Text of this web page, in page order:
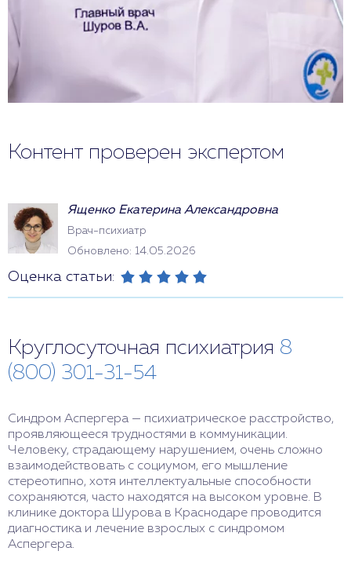
Контент проверен экспертом
Ященко Екатерина Александровна
Врач-психиатр
Обновлено: 14.05.2026
Оценка статьи:
Круглосуточная психиатрия 8
(800) 301-31-54
Синдром Аспергера — психиатрическое расстройство,
проявляющееся трудностями в коммуникации.
Человеку, страдающему нарушением, очень сложно
взаимодействовать с социумом, его мышление
стереотипно, хотя интеллектуальные способности
сохраняются, часто находятся на высоком уровне. В
клинике доктора Шурова в Краснодаре проводится
диагностика и лечение взрослых с синдромом
Аспергера.